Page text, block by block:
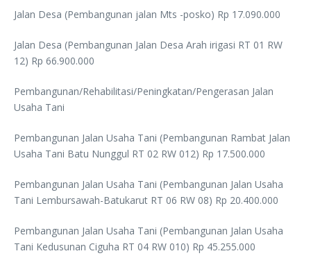
Jalan Desa (Pembangunan jalan Mts -posko) Rp 17.090.000
Jalan Desa (Pembangunan Jalan Desa Arah irigasi RT 01 RW
12) Rp 66.900.000
Pembangunan/Rehabilitasi/Peningkatan/Pengerasan Jalan
Usaha Tani
Pembangunan Jalan Usaha Tani (Pembangunan Rambat Jalan
Usaha Tani Batu Nunggul RT 02 RW 012) Rp 17.500.000
Pembangunan Jalan Usaha Tani (Pembangunan Jalan Usaha
Tani Lembursawah-Batukarut RT 06 RW 08) Rp 20.400.000
Pembangunan Jalan Usaha Tani (Pembangunan Jalan Usaha
Tani Kedusunan Ciguha RT 04 RW 010) Rp 45.255.000